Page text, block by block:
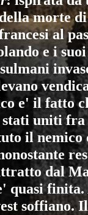
morte
al
e i
e' il fatto
stati uniti
il
dal
quasi
soffiano.